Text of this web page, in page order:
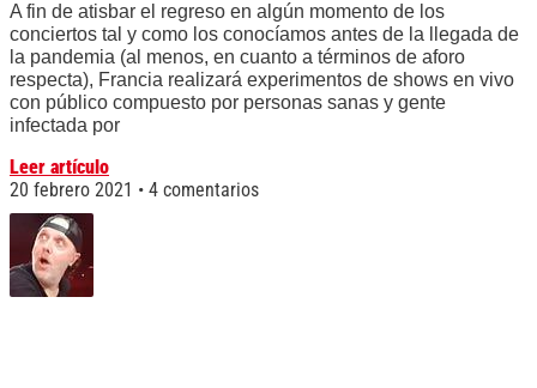
A fin de atisbar el regreso en algún momento de los
conciertos tal y como los conocíamos antes de la llegada de
la pandemia (al menos, en cuanto a términos de aforo
respecta), Francia realizará experimentos de shows en vivo
con público compuesto por personas sanas y gente
infectada por
Leer artículo
20 febrero 2021
4 comentarios